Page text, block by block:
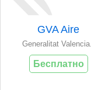
GVA Aire
Generalitat Valencia..
Бесплатно